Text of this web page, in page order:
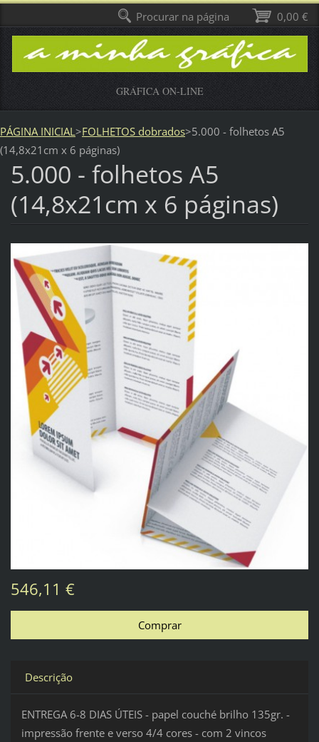
GRÁFICA ON-LINE
PÁGINA INICIAL >FOLHETOS dobrados>5.000 - folhetos A5
(14,8x21cm x 6 páginas)
5.000 - folhetos A5
(14,8x21cm x 6 páginas)
546,11 €
Descrição
ENTREGA 6-8 DIAS ÚTEIS - papel couché brilho 135gr. -
impressão frente e verso 4/4 cores - com 2 vincos
0,00 €
Procurar na página